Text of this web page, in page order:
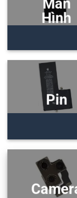
Màn
Hình
Pin